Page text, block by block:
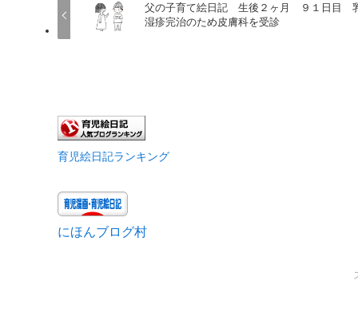
父の子育て絵日記 生後２ヶ月 ９１日目
湿疹完治のため皮膚科を受診
育児絵日記ランキング
にほんブログ村